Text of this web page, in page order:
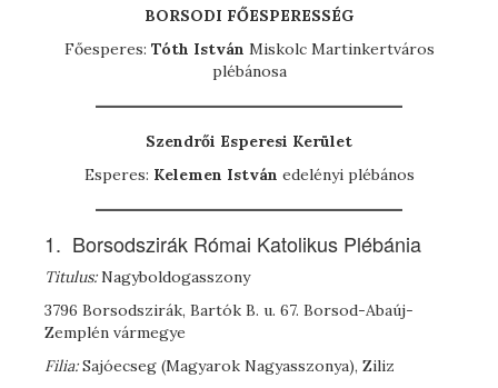
BORSODI FŐESPERESSÉG
Főesperes: Tóth István Miskolc Martinkertváros
plébánosa
Szendrői Esperesi Kerület
Esperes: Kelemen István edelényi plébános
1. Borsodszirák Római Katolikus Plébánia
Titulus: Nagyboldogasszony
3796 Borsodszirák, Bartók B. u. 67. Borsod-Abaúj-
Zemplén vármegye
Filia:Sajóecseg (Magyarok Nagyasszonya), Ziliz